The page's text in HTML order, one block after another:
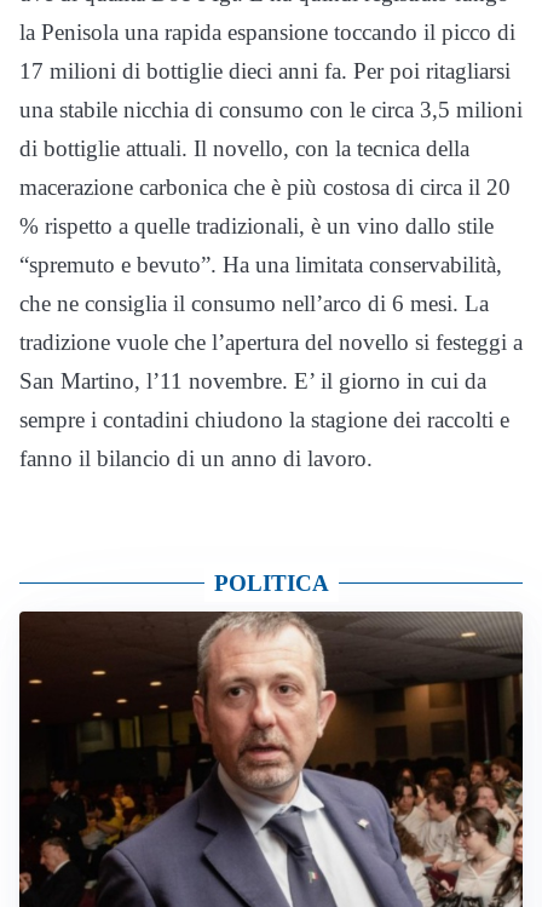
la Penisola una rapida espansione toccando il picco di
17 milioni di bottiglie dieci anni fa. Per poi ritagliarsi
una stabile nicchia di consumo con le circa 3,5 milioni
di bottiglie attuali. Il novello, con la tecnica della
macerazione carbonica che è più costosa di circa il 20
% rispetto a quelle tradizionali, è un vino dallo stile
“spremuto e bevuto”. Ha una limitata conservabilità,
che ne consiglia il consumo nell’arco di 6 mesi. La
tradizione vuole che l’apertura del novello si festeggi a
San Martino, l’11 novembre. E’ il giorno in cui da
sempre i contadini chiudono la stagione dei raccolti e
fanno il bilancio di un anno di lavoro.
POLITICA